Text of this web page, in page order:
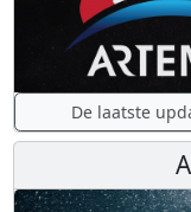
De laatste